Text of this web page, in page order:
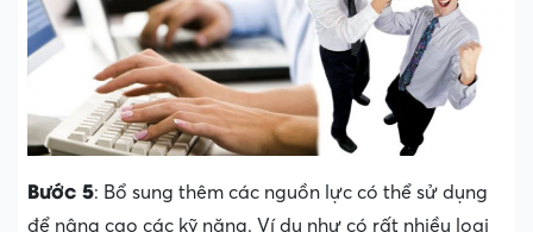
Bước 5: Bổ sung thêm các nguồn lực có thể sử dụng
để nâng cao các kỹ năng. Ví dụ như có rất nhiều loại